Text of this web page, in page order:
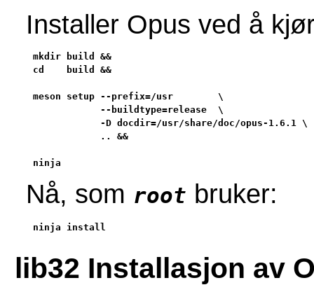
Installer Opus ved å
mkdir build &&
cd    build &&
meson setup --prefix=/usr        \
            --buildtype=release  \
            -D docdir=/usr/share/doc/opus-1.6.1 \
            .. &&
ninja
Nå, som root bruker:
ninja install
lib32 Installasjon av